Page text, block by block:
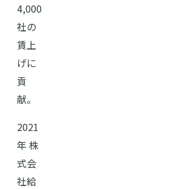
4,000
社の
賃上
げに
貢
献。
2021
年 株
式会
社給